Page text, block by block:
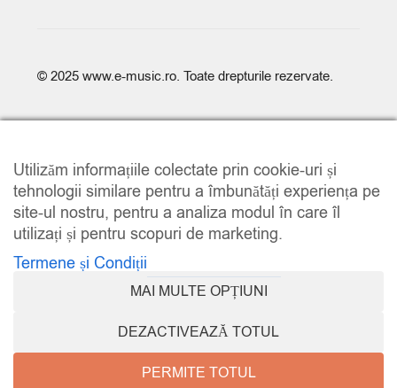
© 2025 www.e-music.ro. Toate drepturile rezervate.
Utilizăm informațiile colectate prin cookie-uri și
tehnologii similare pentru a îmbunătăți experiența pe
site-ul nostru, pentru a analiza modul în care îl
utilizați și pentru scopuri de marketing.
Termene și Condiții
MAI MULTE OPȚIUNI
DEZACTIVEAZĂ TOTUL
PERMITE TOTUL
COMPARE (0)
COMPARE
REMOVE ALL PRODUCTS